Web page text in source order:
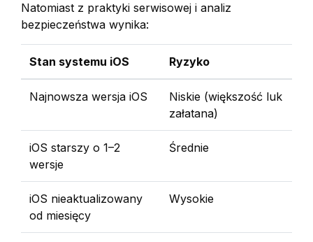
Natomiast z praktyki serwisowej i analiz
bezpieczeństwa wynika:
Stan systemu iOS Ryzyko
Najnowsza wersja iOS
Niskie (większość luk
załatana)
iOS starszy o 1–2
wersje
Średnie
iOS nieaktualizowany
od miesięcy
Wysokie